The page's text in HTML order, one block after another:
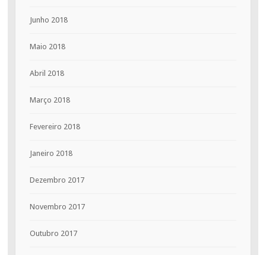
Junho 2018
Maio 2018
Abril 2018
Março 2018
Fevereiro 2018
Janeiro 2018
Dezembro 2017
Novembro 2017
Outubro 2017